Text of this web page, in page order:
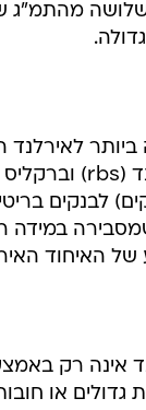
מהתמ"ג
לאירלנד
במידה
של האיחוד
אינה רק
גדולים או